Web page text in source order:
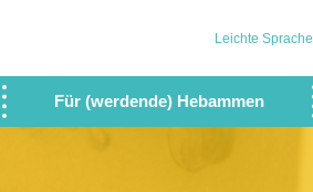
Für (werdende) Hebammen
Leichte Sprache